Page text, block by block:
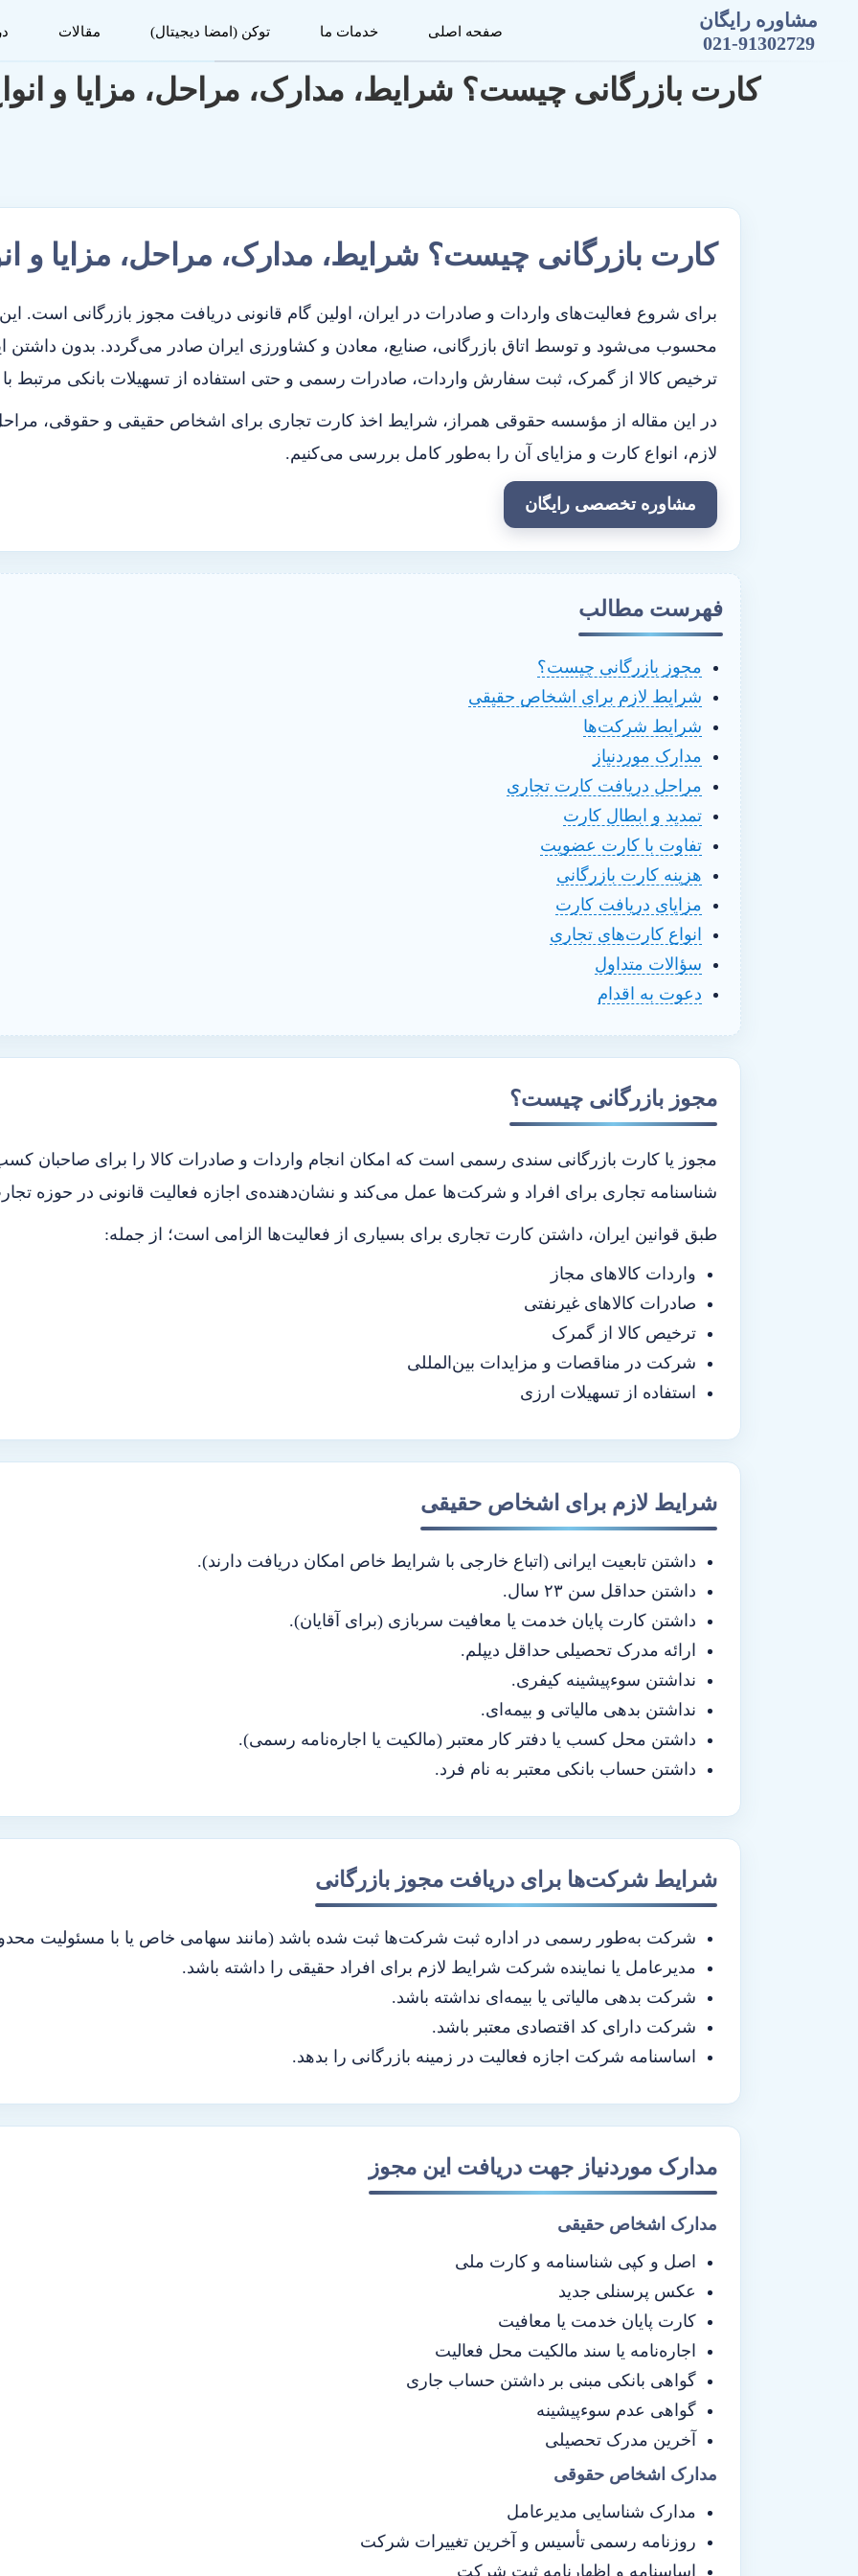
مشاوره رایگان
021-91302729
صفحه اصلی خدمات ما توکن (امضا دیجیتال) مقالات
کارت بازرگانی چیست؟ شرایط، مدارک، مراحل، مزایا و
کارت بازرگانی چیست؟ شرایط، مدارک، مراحل، مزایا و
برای شروع فعالیت‌های واردات و صادرات در ایران، اولین گام قانونی دریافت مجوز بازرگانی است.
محسوب می‌شود و توسط اتاق بازرگانی، صنایع، معادن و کشاورزی ایران صادر می‌گردد. بدون داشتن
ترخیص کالا از گمرک، ثبت سفارش واردات، صادرات رسمی و حتی استفاده از تسهیلات بانکی مرتبط
در این مقاله از مؤسسه حقوقی همراز ، شرایط اخذ کارت تجاری برای اشخاص حقیقی و حقوقی،
لازم، انواع کارت و مزایای آن را به‌طور کامل بررسی می‌کنیم.
مشاوره تخصصی رایگان
فهرست مطالب
مجوز بازرگانی چیست؟
شرایط لازم برای اشخاص حقیقی
شرایط شرکت‌ها
مدارک موردنیاز
مراحل دریافت کارت تجاری
تمدید و ابطال کارت
تفاوت با کارت عضویت
هزینه کارت بازرگانی
مزایای دریافت کارت
انواع کارت‌های تجاری
سؤالات متداول
دعوت به اقدام
مجوز بازرگانی چیست؟
مجوز یا کارت بازرگانی سندی رسمی است که امکان انجام واردات و صادرات کالا را برای صاحبان
شناسنامه تجاری برای افراد و شرکت‌ها عمل می‌کند و نشان‌دهنده‌ی اجازه فعالیت قانونی در حوزه
طبق قوانین ایران، داشتن کارت تجاری برای بسیاری از فعالیت‌ها الزامی است؛ از جمله:
واردات کالاهای مجاز
صادرات کالاهای غیرنفتی
ترخیص کالا از گمرک
شرکت در مناقصات و مزایدات بین‌المللی
استفاده از تسهیلات ارزی
شرایط لازم برای اشخاص حقیقی
داشتن تابعیت ایرانی (اتباع خارجی با شرایط خاص امکان دریافت دارند).
داشتن حداقل سن ۲۳ سال.
داشتن کارت پایان خدمت یا معافیت سربازی (برای آقایان).
ارائه مدرک تحصیلی حداقل دیپلم.
نداشتن سوءپیشینه کیفری.
نداشتن بدهی مالیاتی و بیمه‌ای.
داشتن محل کسب یا دفتر کار معتبر (مالکیت یا اجاره‌نامه رسمی).
داشتن حساب بانکی معتبر به نام فرد.
شرایط شرکت‌ها برای دریافت مجوز بازرگانی
شرکت به‌طور رسمی در اداره ثبت شرکت‌ها ثبت شده باشد (مانند سهامی خاص یا با مسئولیت
مدیرعامل یا نماینده شرکت شرایط لازم برای افراد حقیقی را داشته باشد.
شرکت بدهی مالیاتی یا بیمه‌ای نداشته باشد.
شرکت دارای کد اقتصادی معتبر باشد.
اساسنامه شرکت اجازه فعالیت در زمینه بازرگانی را بدهد.
مدارک موردنیاز جهت دریافت این مجوز
مدارک اشخاص حقیقی
اصل و کپی شناسنامه و کارت ملی
عکس پرسنلی جدید
کارت پایان خدمت یا معافیت
اجاره‌نامه یا سند مالکیت محل فعالیت
گواهی بانکی مبنی بر داشتن حساب جاری
گواهی عدم سوءپیشینه
آخرین مدرک تحصیلی
مدارک اشخاص حقوقی
مدارک شناسایی مدیرعامل
روزنامه رسمی تأسیس و آخرین تغییرات شرکت
اساسنامه و اظهارنامه ثبت شرکت